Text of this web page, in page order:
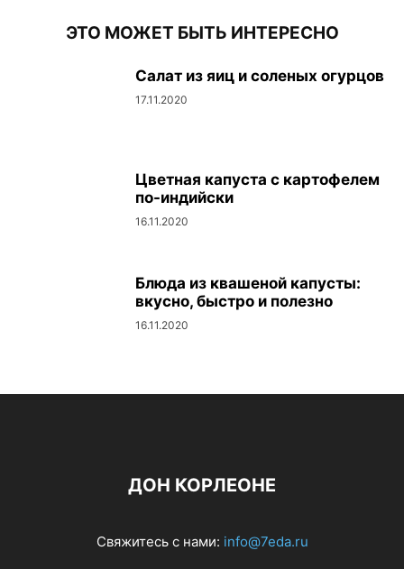
ЭТО МОЖЕТ БЫТЬ ИНТЕРЕСНО
Салат из яиц и соленых огурцов
17.11.2020
Цветная капуста с картофелем
по-индийски
16.11.2020
Блюда из квашеной капусты:
вкусно, быстро и полезно
16.11.2020
ДОН КОРЛЕОНЕ
Свяжитесь с нами: info@7eda.ru